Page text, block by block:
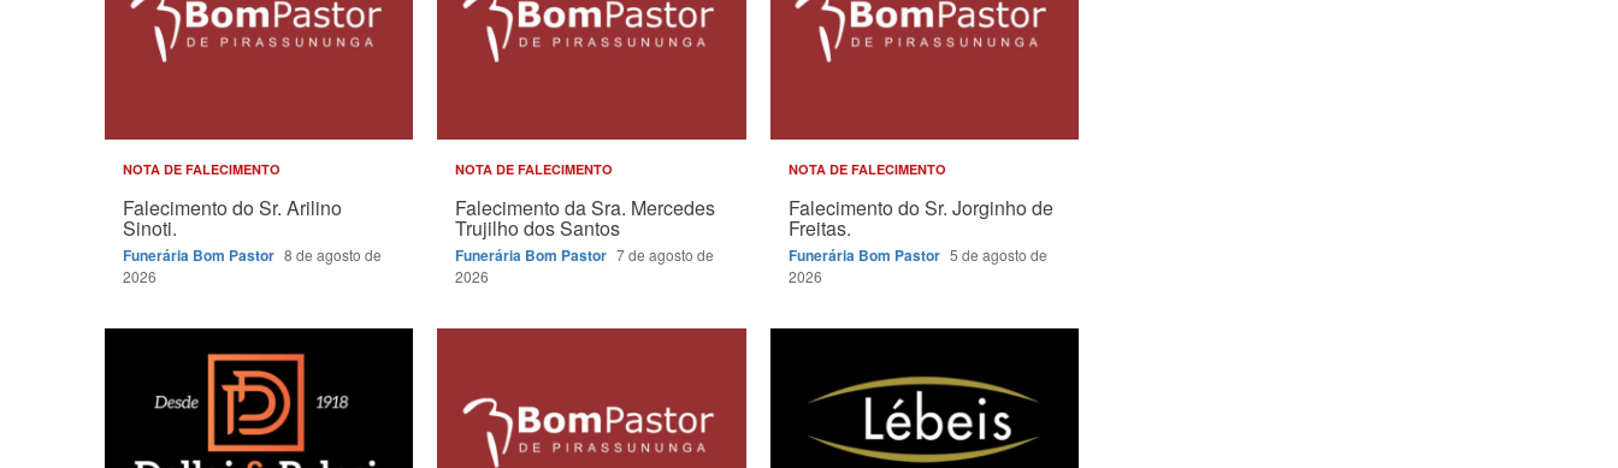
NOTA DE FALECIMENTO
Falecimento do Sr. Arilino
Sinoti.
Funerária Bom Pastor 8 de agosto de
2026
NOTA DE FALECIMENTO
Falecimento da Sra. Mercedes
Trujilho dos Santos
Funerária Bom Pastor 7 de agosto de
2026
NOTA DE FALECIMENTO
Falecimento do Sr. Jorginho de
Freitas.
Funerária Bom Pastor 5 de agosto de
2026